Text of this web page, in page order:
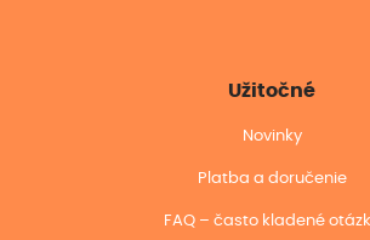
Užitočné
Novinky
Platba a doručenie
FAQ – často kladené